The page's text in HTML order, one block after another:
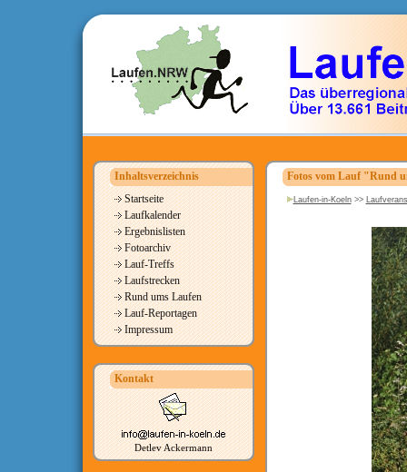
Inhaltsverzeichnis
Startseite
Laufkalender
Ergebnislisten
Fotoarchiv
Lauf-Treffs
Laufstrecken
Rund ums Laufen
Lauf-Reportagen
Impressum
Kontakt
Detlev Ackermann
Fotos vom Lauf "Rund
Laufen-in-Koeln>>